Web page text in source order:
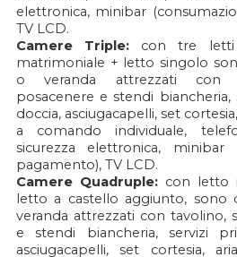
elettronica, minibar
TV LCD.
Camere Triple: con tre
matrimoniale + letto singolo
o veranda attrezzati con
posacenere e stendi biancheria,
doccia, asciugacapelli, set
a comando individuale,
sicurezza elettronica, minibar
pagamento), TV LCD.
Camere Quadruple:con letto
letto a castello aggiunto, sono
veranda attrezzati con tavolino,
e stendi biancheria, servizi
asciugacapelli, set cortesia,